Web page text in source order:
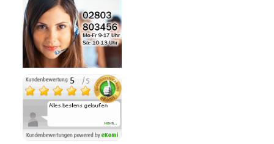
Noch 7 direkt ab Lager lieferbar
Lieferzeit 1 - 3 Tage
Ähnliche Produkte anzeigen